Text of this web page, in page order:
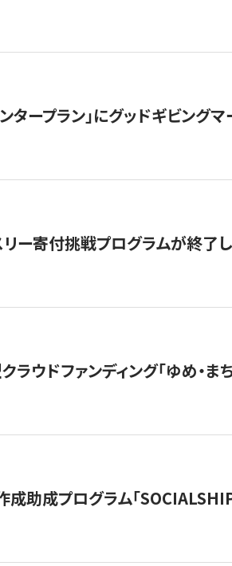
ープラン」にグッドギビング
ー寄付挑戦プログラムが終了
ウドファンディング「ゆめ・ま
助成プログラム「